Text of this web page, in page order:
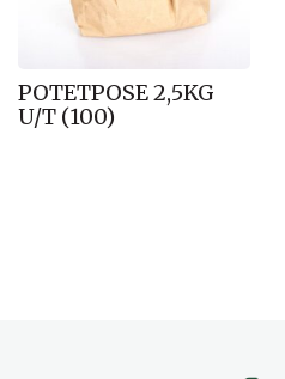
POTETPOSE 2,5KG
U/T (100)